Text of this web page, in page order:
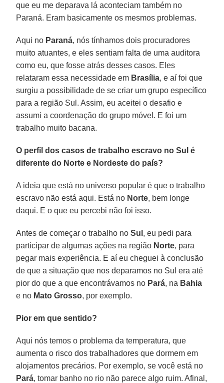
que eu me deparava lá aconteciam também no
Paraná. Eram basicamente os mesmos problemas.
Aqui no Paraná, nós tínhamos dois procuradores
muito atuantes, e eles sentiam falta de uma auditora
como eu, que fosse atrás desses casos. Eles
relataram essa necessidade em Brasília, e aí foi que
surgiu a possibilidade de se criar um grupo específico
para a região Sul. Assim, eu aceitei o desafio e
assumi a coordenação do grupo móvel. E foi um
trabalho muito bacana.
O perfil dos casos de trabalho escravo no Sul é
diferente do Norte e Nordeste do país?
A ideia que está no universo popular é que o trabalho
escravo não está aqui. Está no Norte, bem longe
daqui. E o que eu percebi não foi isso.
Antes de começar o trabalho noSul , eu pedi para
participar de algumas ações na região Norte, para
pegar mais experiência. E aí eu cheguei à conclusão
de que a situação que nos deparamos no Sul era até
pior do que a que encontrávamos no Pará, na Bahia
e no Mato Grosso, por exemplo.
Pior em que sentido?
Aqui nós temos o problema da temperatura, que
aumenta o risco dos trabalhadores que dormem em
alojamentos precários. Por exemplo, se você está no
Pará, tomar banho no rio não parece algo ruim. Afinal,